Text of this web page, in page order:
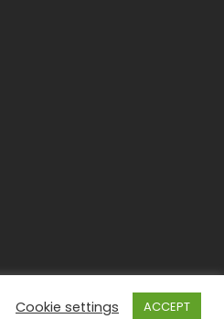
byWebInSite
Cookie settings ACCEPT